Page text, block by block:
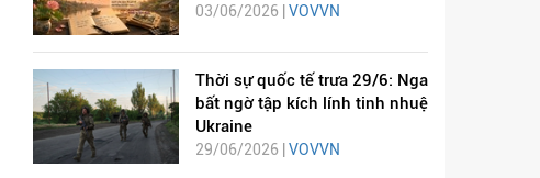
03/06/2026 | VOVVN
Thời sự quốc tế trưa 29/6: Nga
bất ngờ tập kích lính tinh nhuệ
Ukraine
29/06/2026 | VOVVN